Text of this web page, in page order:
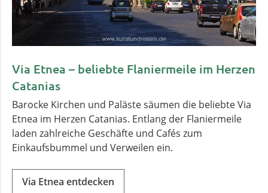
Via Etnea – beliebte Flaniermeile im Herzen
Catanias
Barocke Kirchen und Paläste säumen die beliebte Via
Etnea im Herzen Catanias. Entlang der Flaniermeile
laden zahlreiche Geschäfte und Cafés zum
Einkaufsbummel und Verweilen ein.
Via Etnea entdecken